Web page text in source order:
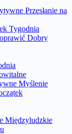
Przesłanie na
Tygodnia
Dobry
Myślenie
Międzyludzkie